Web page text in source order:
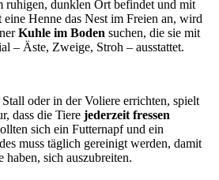
ruhigen, dunklen Ort befindet und mit
eine Henne das Nest im Freien an, wird
Kuhle im Boden suchen, die sie mit
– Äste, Zweige, Stroh – ausstattet.
oder in der Voliere errichten, spielt
dass die Tiere jederzeit fressen
sich ein Futternapf und ein
muss täglich gereinigt werden, damit
sich auszubreiten.